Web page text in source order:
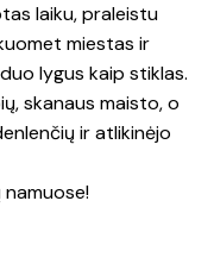
laiku, praleistu
miestas ir
lygus kaip stiklas.
skanaus maisto, o
ir atlikinėjo
namuose!